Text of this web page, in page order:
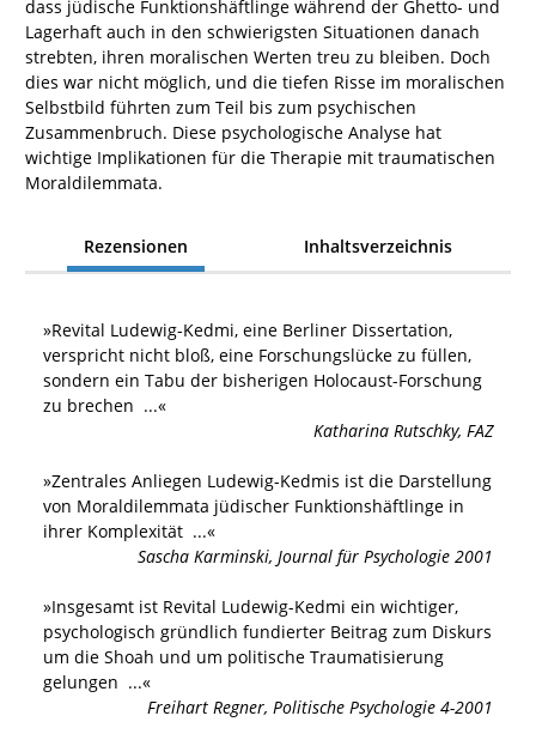
dass jüdische Funktionshäftlinge während der Ghetto- und
Lagerhaft auch in den schwierigsten Situationen danach
strebten, ihren moralischen Werten treu zu bleiben. Doch
dies war nicht möglich, und die tiefen Risse im moralischen
Selbstbild führten zum Teil bis zum psychischen
Zusammenbruch. Diese psychologische Analyse hat
wichtige Implikationen für die Therapie mit traumatischen
Moraldilemmata.
Rezensionen Inhaltsverzeichnis
»Revital Ludewig-Kedmi, eine Berliner Dissertation,
verspricht nicht bloß, eine Forschungslücke zu füllen,
sondern ein Tabu der bisherigen Holocaust-Forschung
zu brechen ...«
Katharina Rutschky, FAZ
»Zentrales Anliegen Ludewig-Kedmis ist die Darstellung
von Moraldilemmata jüdischer Funktionshäftlinge in
ihrer Komplexität ...«
Sascha Karminski, Journal für Psychologie 2001
»Insgesamt ist Revital Ludewig-Kedmi ein wichtiger,
psychologisch gründlich fundierter Beitrag zum Diskurs
um die Shoah und um politische Traumatisierung
gelungen ...«
Freihart Regner, Politische Psychologie 4-2001